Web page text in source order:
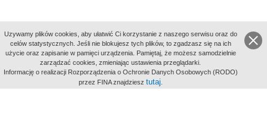
aktywności
Uzywamy plików cookies, aby ułatwić Ci korzystanie z naszego serwisu oraz do
celów statystycznych. Jeśli nie blokujesz tych plików, to zgadzasz się na ich
użycie oraz zapisanie w pamięci urządzenia. Pamiętaj, że możesz samodzielnie
zarządzać cookies, zmieniając ustawienia przeglądarki.
Informację o realizacji Rozporządzenia o Ochronie Danych Osobowych (RODO)
przez FINA znajdziesz tutaj